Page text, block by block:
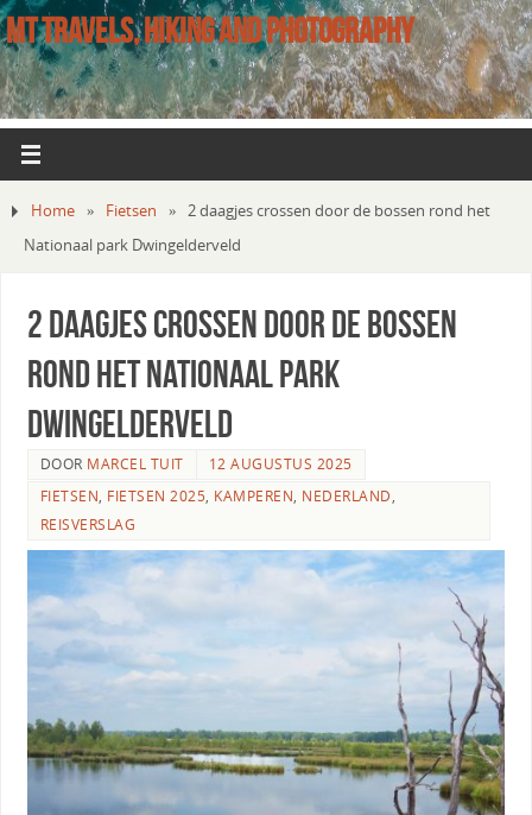
MT TRAVELS, HIKING AND PHOTOGRAPHY
Home » Fietsen » 2 daagjes crossen door de bossen rond het
Nationaal park Dwingelderveld
2 daagjes crossen door de bossen
rond het Nationaal park
Dwingelderveld
DOOR MARCEL TUIT
12 AUGUSTUS 2025
FIETSEN, FIETSEN 2025, KAMPEREN, NEDERLAND,
REISVERSLAG